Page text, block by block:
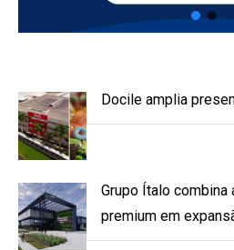
Docile amplia
Grupo Ítalo
premium em